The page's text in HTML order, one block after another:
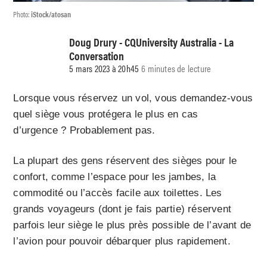
Photo:iStock/atosan
Doug Drury - CQUniversity Australia - La
Conversation
5 mars 2023 à 20h45 6 minutes de lecture
Lorsque vous réservez un vol, vous demandez-vous
quel siège vous protégera le plus en cas
d’urgence ? Probablement pas.
La plupart des gens réservent des sièges pour le
confort, comme l’espace pour les jambes, la
commodité ou l’accès facile aux toilettes. Les
grands voyageurs (dont je fais partie) réservent
parfois leur siège le plus près possible de l’avant de
l’avion pour pouvoir débarquer plus rapidement.